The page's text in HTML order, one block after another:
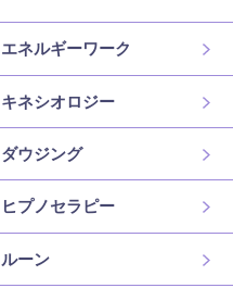
エネルギーワーク
キネシオロジー
ダウジング
ヒプノセラピー
ルーン